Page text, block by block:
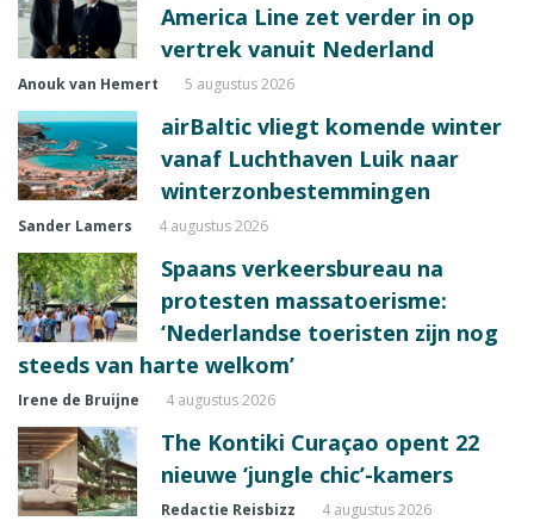
America Line zet verder in op
vertrek vanuit Nederland
Anouk van Hemert 5 augustus 2026
airBaltic vliegt komende winter
vanaf Luchthaven Luik naar
winterzonbestemmingen
Sander Lamers 4 augustus 2026
Spaans verkeersbureau na
protesten massatoerisme:
‘Nederlandse toeristen zijn nog
steeds van harte welkom’
Irene de Bruijne 4 augustus 2026
The Kontiki Curaçao opent 22
nieuwe ‘jungle chic’-kamers
Redactie Reisbizz 4 augustus 2026